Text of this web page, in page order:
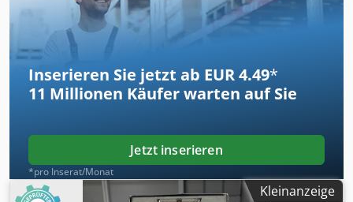
Inserieren Sie jetzt ab EUR 4.49*
11 Millionen Käufer warten auf Sie
Jetzt inserieren
*pro Inserat/Monat
Kleinanzeige